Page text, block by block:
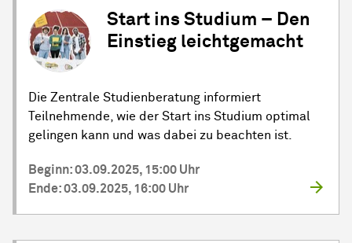
Start ins Studium – Den
Einstieg leichtgemacht
Die Zentrale Studienberatung informiert
Teilnehmende, wie der Start ins Studium optimal
gelingen kann und was dabei zu beachten ist.
Beginn: 03.09.2025, 15:00 Uhr
Ende: 03.09.2025, 16:00 Uhr